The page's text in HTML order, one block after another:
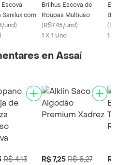
Sanilux com
und)
Brilhus Escova de
Roupas Multiuso
(R$7.45/und)
1 X 1 Und
(
1 X
en Assaí
R$ 4,13 R$ 7,25 R$ 8,27 R$